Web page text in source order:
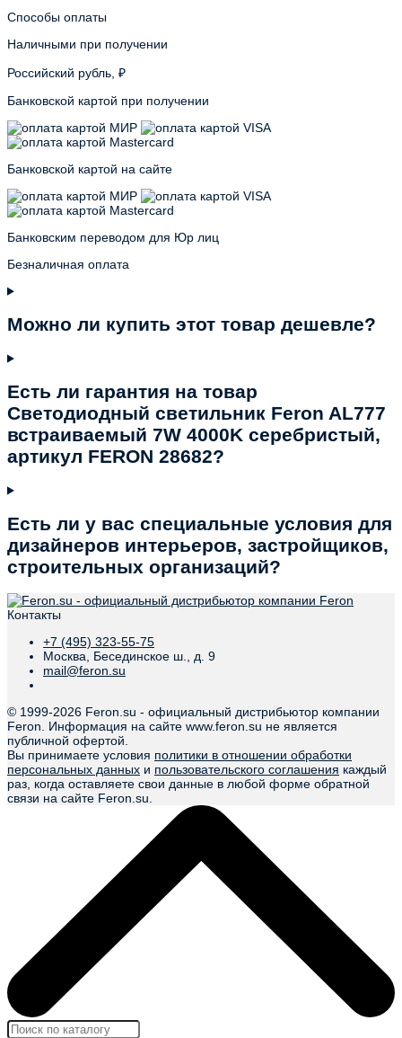
Способы оплаты
Наличными при получении
Российский рубль, ₽
Банковской картой при получении
Банковской картой на сайте
Банковским переводом для Юр лиц
Безналичная оплата
Можно ли купить этот товар дешевле?
Есть ли гарантия на товар
Светодиодный светильник Feron AL777
встраиваемый 7W 4000K серебристый,
артикул FERON 28682?
Есть ли у вас специальные условия для
дизайнеров интерьеров, застройщиков,
строительных организаций?
Контакты
+7 (495) 323-55-75
Москва, Бесединское ш., д. 9
mail@feron.su
© 1999-2026 Feron.su - официальный дистрибьютор компании
Feron. Информация на сайте www.feron.su не является
публичной офертой.
Вы принимаете условия политики в отношении обработки
персональных данных и пользовательского соглашения каждый
раз, когда оставляете свои данные в любой форме обратной
связи на сайте Feron.su.